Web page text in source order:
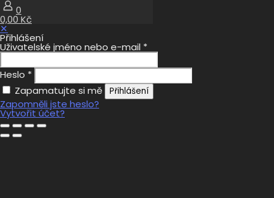
0
0,00 Kč
✕
Přihlášení
Uživatelské jméno nebo e-mail *
Heslo *
Zapamatujte si mě
Přihlášení
Zapomněli jste heslo?
Vytvořit účet?